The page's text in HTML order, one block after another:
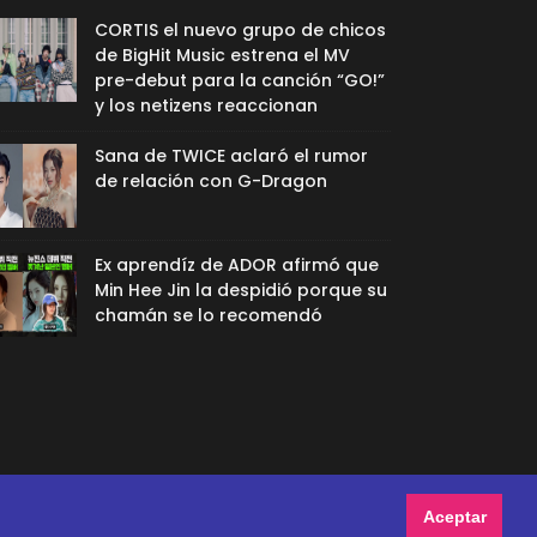
Aceptar
CORTIS el nuevo grupo de chicos
de BigHit Music estrena el MV
pre-debut para la canción “GO!”
y los netizens reaccionan
Sana de TWICE aclaró el rumor
de relación con G-Dragon
Ex aprendíz de ADOR afirmó que
Min Hee Jin la despidió porque su
chamán se lo recomendó